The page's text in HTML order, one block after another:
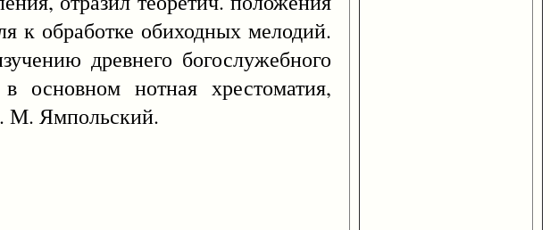
к обработке обиходных мелодий.
древнего богослужебного
нотная хрестоматия,
М. Ямпольский.